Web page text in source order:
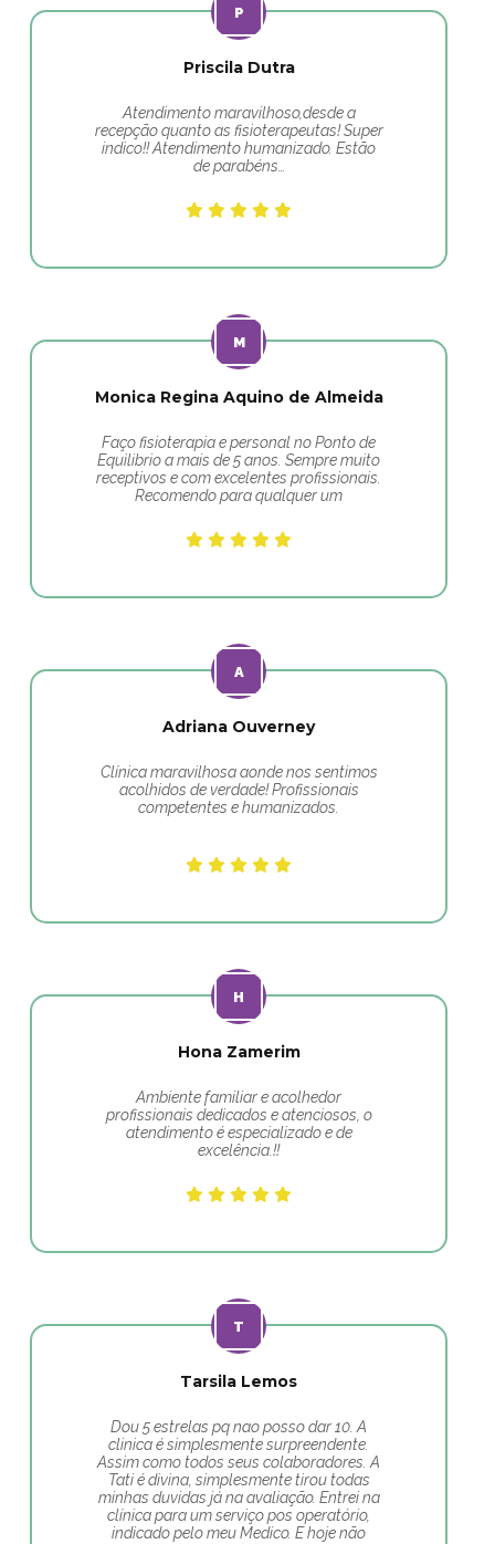
Priscila Dutra
Atendimento maravilhoso,desde a
recepção quanto as fisioterapeutas! Super
indico!! Atendimento humanizado. Estão
de parabéns…
Monica Regina Aquino de Almeida
Faço fisioterapia e personal no Ponto de
Equilibrio a mais de 5 anos. Sempre muito
receptivos e com excelentes profissionais.
Recomendo para qualquer um
Adriana Ouverney
Clínica maravilhosa aonde nos sentimos
acolhidos de verdade! Profissionais
competentes e humanizados.
Hona Zamerim
Ambiente familiar e acolhedor
profissionais dedicados e atenciosos, o
atendimento é especializado e de
excelência.!!
Tarsila Lemos
Dou 5 estrelas pq nao posso dar 10. A
clinica é simplesmente surpreendente.
Assim como todos seus colaboradores. A
Tati é divina, simplesmente tirou todas
minhas duvidas já na avaliação. Entrei na
clínica para um serviço pos operatório,
indicado pelo meu Medico. E hoje não